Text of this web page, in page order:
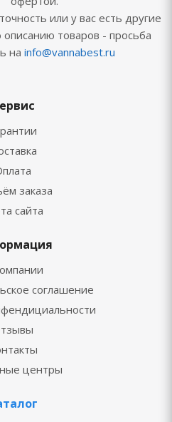
или у вас есть другие
товаров - просьба
на info@vannabest.ru
заказа
сайта
соглашение
центры